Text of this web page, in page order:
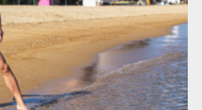
Update:2021.07.8
オレンジの人 AKIHITO(細マッチョ) 腹筋
ド